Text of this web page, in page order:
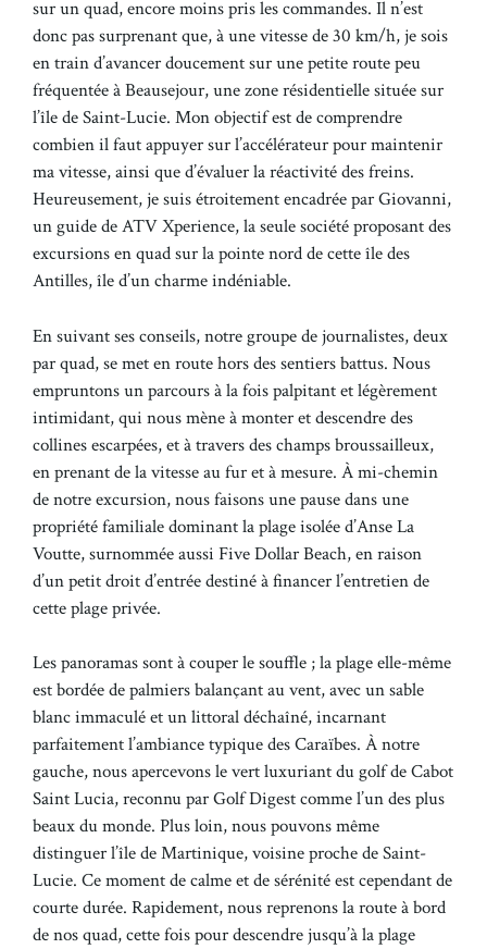
sur un quad, encore moins pris les commandes. Il n’est
donc pas surprenant que, à une vitesse de 30 km/h, je sois
en train d’avancer doucement sur une petite route peu
fréquentée à Beausejour, une zone résidentielle située sur
l’île de Saint-Lucie. Mon objectif est de comprendre
combien il faut appuyer sur l’accélérateur pour maintenir
ma vitesse, ainsi que d’évaluer la réactivité des freins.
Heureusement, je suis étroitement encadrée par Giovanni,
un guide de ATV Xperience, la seule société proposant des
excursions en quad sur la pointe nord de cette île des
Antilles, île d’un charme indéniable.
En suivant ses conseils, notre groupe de journalistes, deux
par quad, se met en route hors des sentiers battus. Nous
empruntons un parcours à la fois palpitant et légèrement
intimidant, qui nous mène à monter et descendre des
collines escarpées, et à travers des champs broussailleux,
en prenant de la vitesse au fur et à mesure. À mi-chemin
de notre excursion, nous faisons une pause dans une
propriété familiale dominant la plage isolée d’Anse La
Voutte, surnommée aussi Five Dollar Beach, en raison
d’un petit droit d’entrée destiné à financer l’entretien de
cette plage privée.
Les panoramas sont à couper le souffle ; la plage elle-même
est bordée de palmiers balançant au vent, avec un sable
blanc immaculé et un littoral déchaîné, incarnant
parfaitement l’ambiance typique des Caraïbes. À notre
gauche, nous apercevons le vert luxuriant du golf de Cabot
Saint Lucia, reconnu par Golf Digest comme l’un des plus
beaux du monde. Plus loin, nous pouvons même
distinguer l’île de Martinique, voisine proche de Saint-
Lucie. Ce moment de calme et de sérénité est cependant de
courte durée. Rapidement, nous reprenons la route à bord
de nos quad, cette fois pour descendre jusqu’à la plage